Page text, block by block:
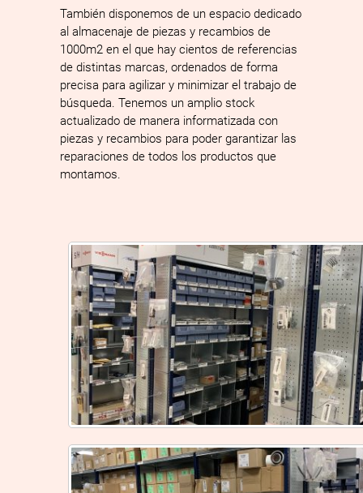
También disponemos de un espacio dedicado
al almacenaje de piezas y recambios de
1000m2 en el que hay cientos de referencias
de distintas marcas, ordenados de forma
precisa para agilizar y minimizar el trabajo de
búsqueda. Tenemos un amplio stock
actualizado de manera informatizada con
piezas y recambios para poder garantizar las
reparaciones de todos los productos que
montamos.